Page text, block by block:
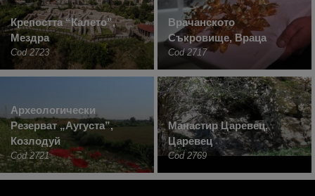
Крепостта “Калето”,
Мездра
Cod 2723
Врачанското
Съкровище, Враца
Cod 2717
Археологически
Резерват „Аугуста”,
Козлодуй
Cod 2721
Манастир Царевец,
Царевец
Cod 2769